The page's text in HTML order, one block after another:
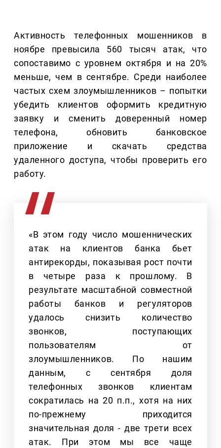
Активность телефонных мошенников в
ноябре превысила 560 тысяч атак, что
сопоставимо с уровнем октября и на 20%
меньше, чем в сентябре. Среди наиболее
частых схем злоумышленников – попытки
убедить клиентов оформить кредитную
заявку и сменить доверенный номер
телефона, обновить банковское
приложение и скачать средства
удаленного доступа, чтобы проверить его
работу.
«В этом году число мошеннических
атак на клиентов банка бьет
антирекорды, показывая рост почти
в четыре раза к прошлому. В
результате масштабной совместной
работы банков и регуляторов
удалось снизить количество
звонков, поступающих
пользователям от
злоумышленников. По нашим
данным, с сентября доля
телефонных звонков клиентам
сократилась на 20 п.п., хотя на них
по-прежнему приходится
значительная доля - две трети всех
атак. При этом мы все чаще